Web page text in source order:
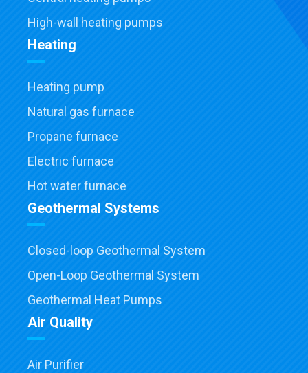
High-wall heating pumps
Heating
Heating pump
Natural gas furnace
Propane furnace
Electric furnace
Hot water furnace
Geothermal Systems
Closed-loop Geothermal System
Open-Loop Geothermal System
Geothermal Heat Pumps
Air Quality
Air Purifier